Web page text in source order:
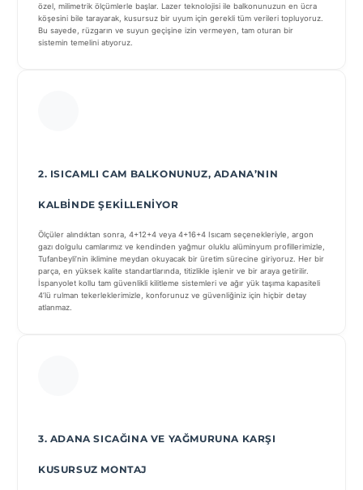
özel, milimetrik ölçümlerle başlar. Lazer teknolojisi ile balkonunuzun en ücra
köşesini bile tarayarak, kusursuz bir uyum için gerekli tüm verileri topluyoruz.
Bu sayede, rüzgarın ve suyun geçişine izin vermeyen, tam oturan bir
sistemin temelini atıyoruz.
2. ISICAMLI CAM BALKONUNUZ, ADANA’NIN
KALBINDE ŞEKILLENIYOR
Ölçüler alındıktan sonra, 4+12+4 veya 4+16+4 Isıcam seçenekleriyle, argon
gazı dolgulu camlarımız ve kendinden yağmur oluklu alüminyum profillerimizle,
Tufanbeyli’nin iklimine meydan okuyacak bir üretim sürecine giriyoruz. Her bir
parça, en yüksek kalite standartlarında, titizlikle işlenir ve bir araya getirilir.
İspanyolet kollu tam güvenlikli kilitleme sistemleri ve ağır yük taşıma kapasiteli
4’lü rulman tekerleklerimizle, konforunuz ve güvenliğiniz için hiçbir detay
atlanmaz.
3. ADANA SICAĞINA VE YAĞMURUNA KARŞI
KUSURSUZ MONTAJ